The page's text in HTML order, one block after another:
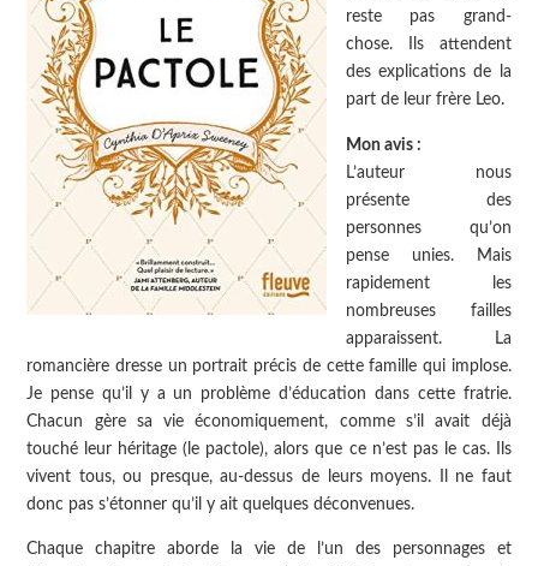
reste pas grand-
chose. Ils attendent
des explications de la
part de leur frère Leo.
Mon avis :
L’auteur nous
présente des
personnes qu’on
pense unies. Mais
rapidement les
nombreuses failles
apparaissent. La
romancière dresse un portrait précis de cette famille qui implose.
Je pense qu’il y a un problème d’éducation dans cette fratrie.
Chacun gère sa vie économiquement, comme s’il avait déjà
touché leur héritage (le pactole), alors que ce n’est pas le cas. Ils
vivent tous, ou presque, au-dessus de leurs moyens. Il ne faut
donc pas s’étonner qu’il y ait quelques déconvenues.
Chaque chapitre aborde la vie de l’un des personnages et